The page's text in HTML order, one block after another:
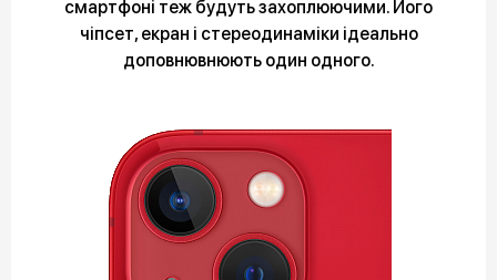
смартфоні теж будуть захоплюючими. Його
чіпсет, екран і стереодинаміки ідеально
доповнювнюють один одного.